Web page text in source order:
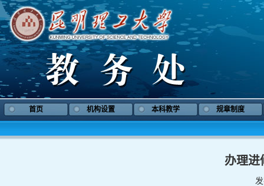
首页 机构设置 本科教学 规章制度
办理进